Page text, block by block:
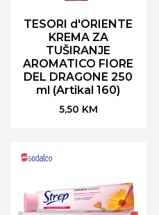
TESORI d'ORIENTE
KREMA ZA
TUŠIRANJE
AROMATICO FIORE
DEL DRAGONE 250
ml (Artikal 160)
5,50 KM